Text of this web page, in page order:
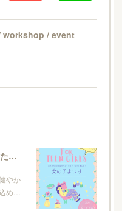
workshop / event
8/20(木)ティーン世代の女の子のためのイベント・女の子まつり
やか
め…